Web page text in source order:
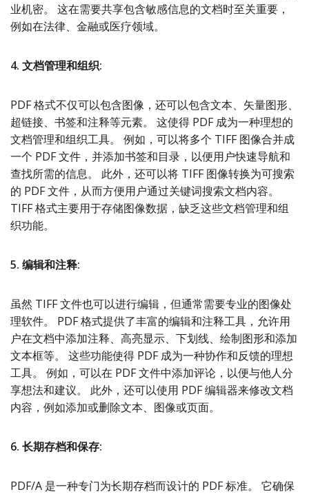
业机密。 这在需要共享包含敏感信息的文档时至关重要，
例如在法律、金融或医疗领域。
4. 文档管理和组织:
PDF 格式不仅可以包含图像，还可以包含文本、矢量图形、
超链接、书签和注释等元素。 这使得 PDF 成为一种理想的
文档管理和组织工具。 例如，可以将多个 TIFF 图像合并成
一个 PDF 文件，并添加书签和目录，以便用户快速导航和
查找所需的信息。 此外，还可以将 TIFF 图像转换为可搜索
的 PDF 文件，从而方便用户通过关键词搜索文档内容。
TIFF 格式主要用于存储图像数据，缺乏这些文档管理和组
织功能。
5. 编辑和注释:
虽然 TIFF 文件也可以进行编辑，但通常需要专业的图像处
理软件。 PDF 格式提供了丰富的编辑和注释工具，允许用
户在文档中添加注释、高亮显示、下划线、绘制图形和添加
文本框等。 这些功能使得 PDF 成为一种协作和反馈的理想
工具。 例如，可以在 PDF 文件中添加评论，以便与他人分
享想法和建议。 此外，还可以使用 PDF 编辑器来修改文档
内容，例如添加或删除文本、图像或页面。
6. 长期存档和保存:
PDF/A 是一种专门为长期存档而设计的 PDF 标准。 它确保